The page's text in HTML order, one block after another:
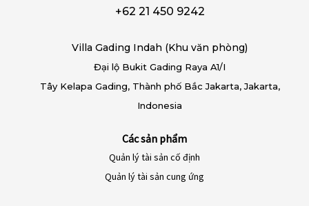
+62 21 450 9242
Villa Gading Indah (Khu văn phòng)
Đại lộ Bukit Gading Raya A1/I
Tây Kelapa Gading, Thành phố Bắc Jakarta, Jakarta,
Indonesia
Các sản phẩm
Quản lý tài sản cố định
Quản lý tài sản cung ứng